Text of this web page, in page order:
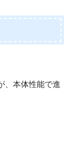
、本体性能で進